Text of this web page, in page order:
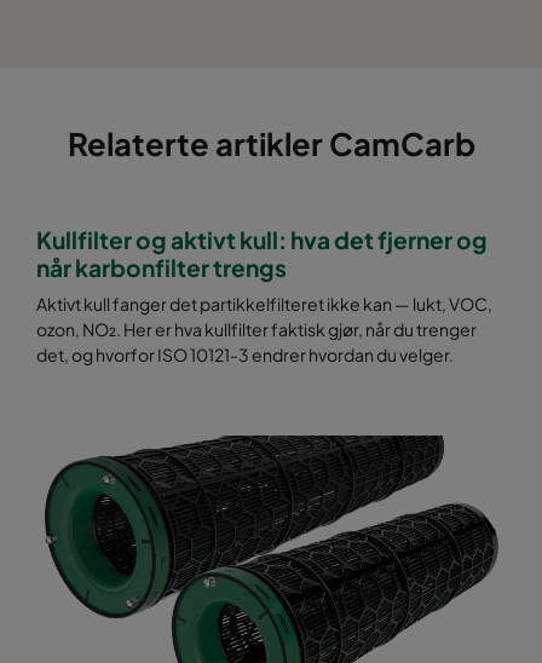
Relaterte artikler CamCarb
Kullfilter og aktivt kull: hva det fjerner og
når karbonfilter trengs
Aktivt kull fanger det partikkelfilteret ikke kan — lukt, VOC,
ozon, NO₂. Her er hva kullfilter faktisk gjør, når du trenger
det, og hvorfor ISO 10121-3 endrer hvordan du velger.